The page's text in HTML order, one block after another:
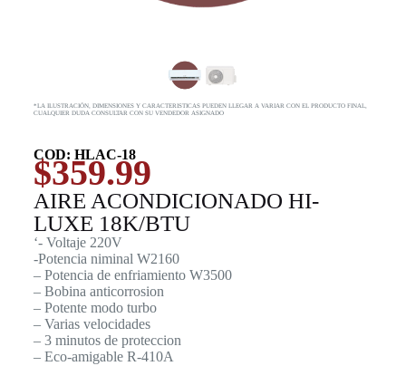
*LA ILUSTRACIÓN, DIMENSIONES Y CARACTERISTICAS PUEDEN LLEGAR A VARIAR CON EL PRODUCTO FINAL,
CUALQUIER DUDA CONSULTAR CON SU VENDEDOR ASIGNADO
COD: HLAC-18
$359.99
AIRE ACONDICIONADO HI-
LUXE 18K/BTU
‘- Voltaje 220V
-Potencia niminal W2160
– Potencia de enfriamiento W3500
– Bobina anticorrosion
– Potente modo turbo
– Varias velocidades
– 3 minutos de proteccion
– Eco-amigable R-410A